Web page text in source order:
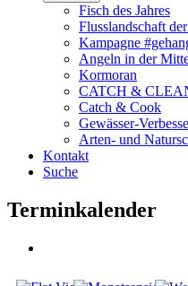
Fisch des Jahres
Flusslandschaft
Kampagne
Angeln in der
Kormoran
CATCH &
Catch & Cook
Gewässer-
Arten- und
Kontakt
Suche
Terminkalender